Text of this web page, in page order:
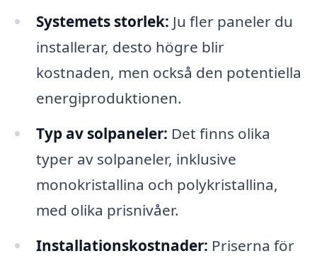
Systemets storlek: Ju fler paneler du
installerar, desto högre blir
kostnaden, men också den potentiella
energiproduktionen.
Typ av solpaneler: Det finns olika
typer av solpaneler, inklusive
monokristallina och polykristallina,
med olika prisnivåer.
Installationskostnader: Priserna för